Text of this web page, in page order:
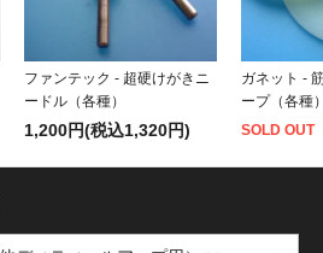
ファンテック - 超硬けがきニ
ードル（各種）
1,200円(税込1,320円)
ガネット -
ープ（各種
SOLD OUT